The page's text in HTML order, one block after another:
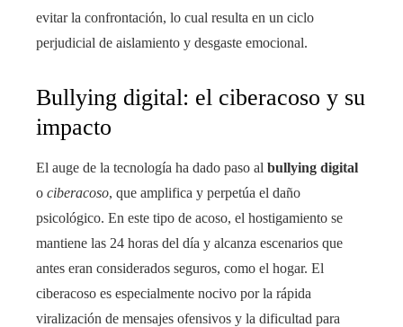
evitar la confrontación, lo cual resulta en un ciclo
perjudicial de aislamiento y desgaste emocional.
Bullying digital: el ciberacoso y su
impacto
El auge de la tecnología ha dado paso al bullying digital
o ciberacoso, que amplifica y perpetúa el daño
psicológico. En este tipo de acoso, el hostigamiento se
mantiene las 24 horas del día y alcanza escenarios que
antes eran considerados seguros, como el hogar. El
ciberacoso es especialmente nocivo por la rápida
viralización de mensajes ofensivos y la dificultad para